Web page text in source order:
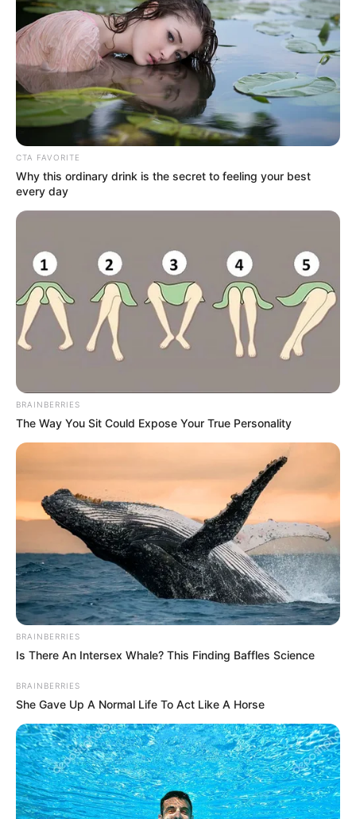
Why Did He Leave At The Peak Of This Show's
Run?
Brainberries
Think You Know FIFA 2026? These Facts May